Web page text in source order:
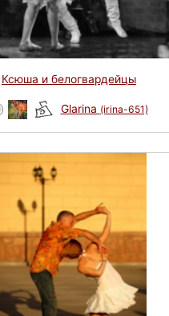
Ксюша и белогвардейцы
Glarina (irina-651)